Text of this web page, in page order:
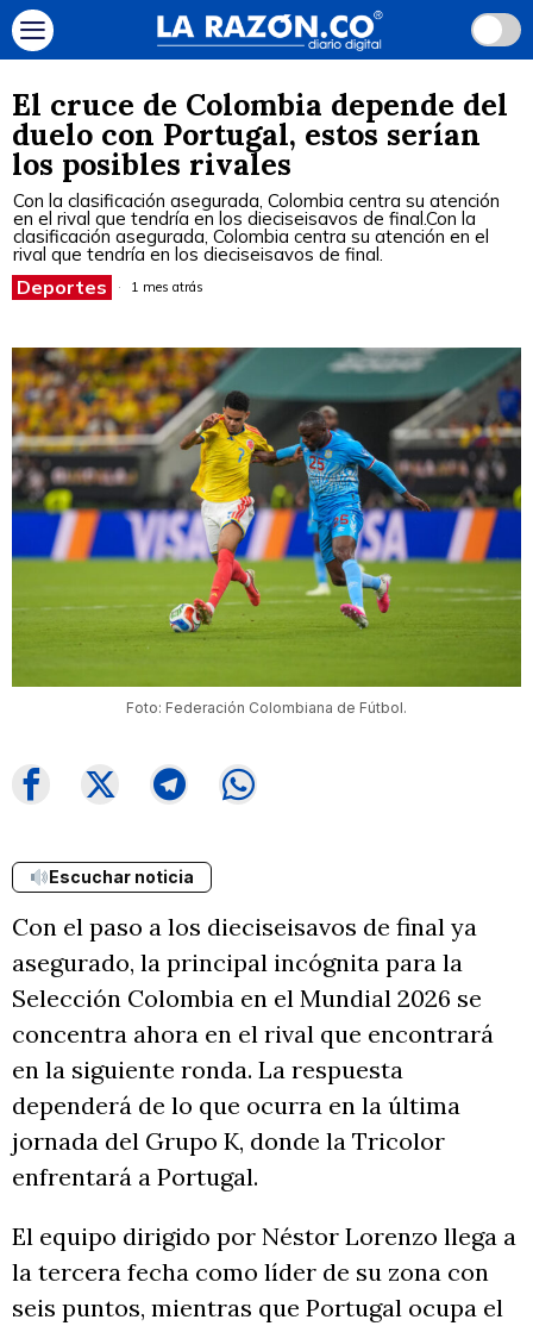
El cruce de Colombia depende del
duelo con Portugal, estos serían
los posibles rivales
Con la clasificación asegurada, Colombia centra su atención
en el rival que tendría en los dieciseisavos de final.Con la
clasificación asegurada, Colombia centra su atención en el
rival que tendría en los dieciseisavos de final.
Deportes 1 mes atrás
Foto: Federación Colombiana de Fútbol.
Escuchar noticia
Con el paso a los dieciseisavos de final ya
asegurado, la principal incógnita para la
Selección Colombia en el Mundial 2026 se
concentra ahora en el rival que encontrará
en la siguiente ronda. La respuesta
dependerá de lo que ocurra en la última
jornada del Grupo K, donde la Tricolor
enfrentará a Portugal.
El equipo dirigido por Néstor Lorenzo llega a
la tercera fecha como líder de su zona con
seis puntos, mientras que Portugal ocupa el